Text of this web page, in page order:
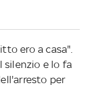
ero a casa".
silenzio e lo fa
per